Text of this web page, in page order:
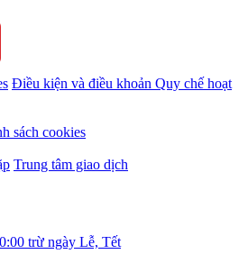
Điều kiện và điều khoản Quy chế hoạt
sách cookies
Trung tâm giao dịch
trừ ngày Lễ, Tết